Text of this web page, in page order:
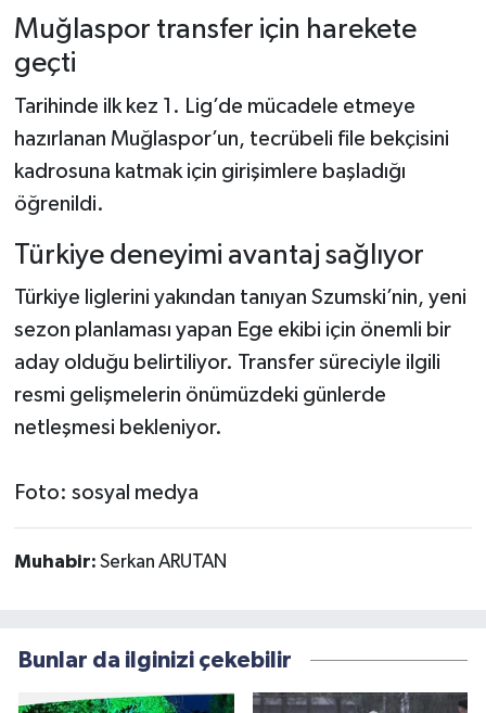
Muğlaspor transfer için harekete
geçti
Tarihinde ilk kez 1. Lig’de mücadele etmeye
hazırlanan Muğlaspor’un, tecrübeli file bekçisini
kadrosuna katmak için girişimlere başladığı
öğrenildi.
Türkiye deneyimi avantaj sağlıyor
Türkiye liglerini yakından tanıyan Szumski’nin, yeni
sezon planlaması yapan Ege ekibi için önemli bir
aday olduğu belirtiliyor. Transfer süreciyle ilgili
resmi gelişmelerin önümüzdeki günlerde
netleşmesi bekleniyor.
Foto: sosyal medya
Muhabir: Serkan ARUTAN
Bunlar da ilginizi çekebilir